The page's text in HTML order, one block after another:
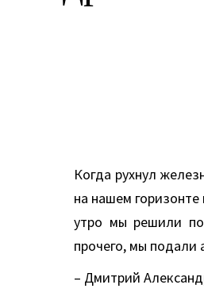
Когда рухнул
на нашем
утро мы решили
прочего, мы подали
– Дмитрий